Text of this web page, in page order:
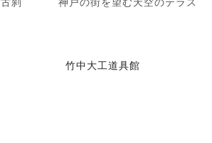
竹中大工道具館